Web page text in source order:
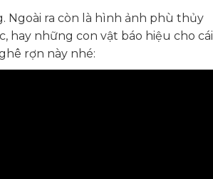
Ngoài ra còn là hình ảnh phù thủy
hay những con vật báo hiệu cho cái
rợn này nhé: